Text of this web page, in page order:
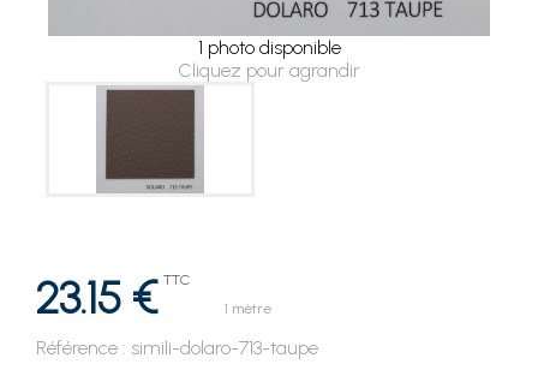
1 photo disponible
Cliquez pour agrandir
23.15 € TTC
1 mètre
Référence : simili-dolaro-713-taupe